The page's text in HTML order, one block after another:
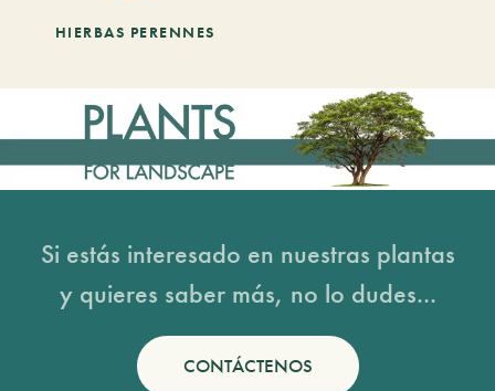
HIERBAS PERENNES
Si estás interesado en nuestras plantas
y quieres saber más, no lo dudes...
CONTÁCTENOS